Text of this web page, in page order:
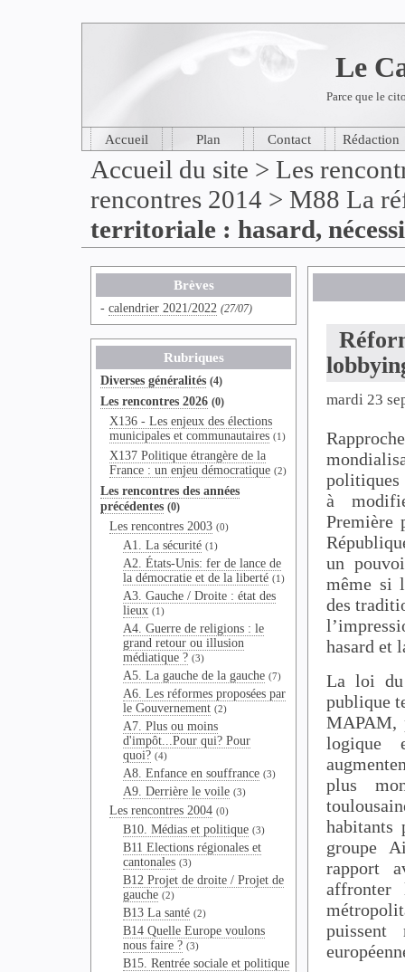
Le
Parce que le
Accueil Plan Contact Rédaction
Accueil du site > Les
rencontres 2014 > M88 La
territoriale : hasard,
Brèves
- calendrier 2021/2022 (27/07)
Rubriques
Diverses généralités (4)
Les rencontres 2026 (0)
X136 - Les enjeux des élections
municipales et communautaires (1)
X137 Politique étrangère de la
France : un enjeu démocratique (2)
Les rencontres des années
précédentes (0)
Les rencontres 2003 (0)
A1. La sécurité (1)
A2. États-Unis: fer de lance de
la démocratie et de la liberté (1)
A3. Gauche / Droite : état des
lieux (1)
A4. Guerre de religions : le
grand retour ou illusion
médiatique ? (3)
A5. La gauche de la gauche (7)
A6. Les réformes proposées par
le Gouvernement (2)
A7. Plus ou moins
d'impôt...Pour qui? Pour
quoi? (4)
A8. Enfance en souffrance (3)
A9. Derrière le voile (3)
Les rencontres 2004 (0)
B10. Médias et politique (3)
B11 Elections régionales et
cantonales (3)
B12 Projet de droite / Projet de
gauche (2)
B13 La santé (2)
B14 Quelle Europe voulons
nous faire ? (3)
B15. Rentrée sociale et politique
mardi 23
politiques
à
Première
un
même si
des
hasard et
La loi du
publique
MAPAM,
logique
plus
habitants
groupe
rapport
affronter
puissent